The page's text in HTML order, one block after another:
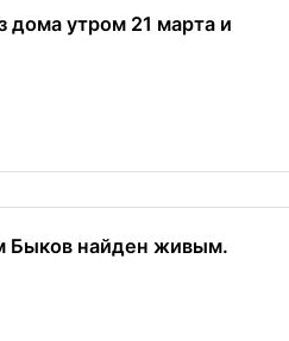
дома утром 21 марта и
Быков найден живым.